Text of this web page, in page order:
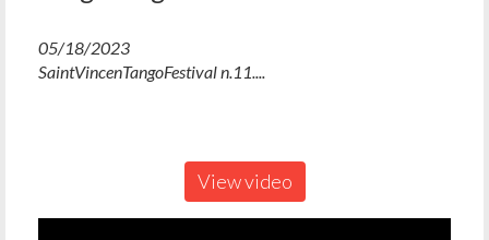
05/18/2023
SaintVincenTangoFestival n.11....
View video